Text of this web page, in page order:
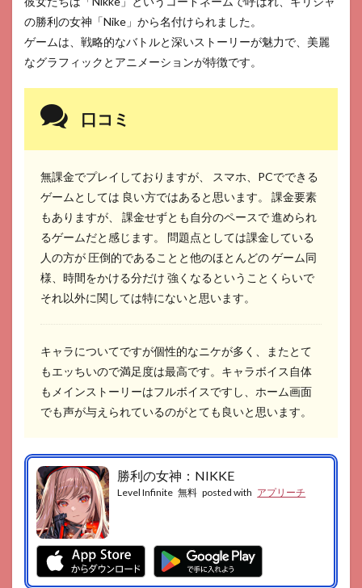
の勝利の女神「Nike」から名付けられました。
ゲームは、戦略的なバトルと深いストーリーが魅力で、美麗
なグラフィックとアニメーションが特徴です。
口コミ
無課金でプレイしておりますが、 スマホ、PCでできる
ゲームとしては 良い方ではあると思います。 課金要素
もありますが、 課金せずとも自分のペースで 進められ
るゲームだと感じます。 問題点としては課金している
人の方が 圧倒的であることと他のほとんどの ゲーム同
様、時間をかける分だけ 強くなるということくらいで
それ以外に関しては特にないと思います。
キャラについてですが個性的なニケが多く、またとて
もエッちいので満足度は最高です。キャラボイス自体
もメインストーリーはフルボイスですし、ホーム画面
でも声が与えられているのがとても良いと思います。
勝利の女神：NIKKE
Level Infinite 無料 posted with アプリーチ